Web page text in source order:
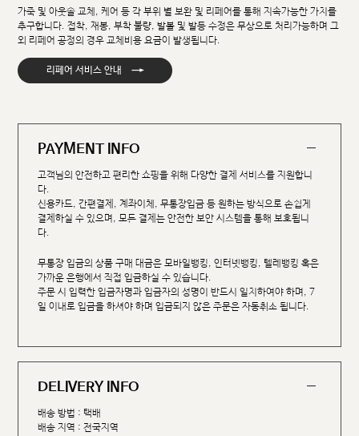
가죽 및 아웃솔 교체, 케어 등 각 부위 별 보완 및 리페어를 통해 지속가능한 가치를
추구합니다. 접착, 재봉, 부착 불량, 발볼 및 발등 수정은 무상으로 처리가능하며 그
외 리페어 공정의 경우 교체비용 요금이 발생됩니다.
리페어 서비스 안내 →
PAYMENT INFO
고객님의 안전하고 편리한 쇼핑을 위해 다양한 결제 서비스를 지원합니
다.
신용카드, 간편결제, 계좌이체, 무통장입금 등 원하는 방식으로 손쉽게
결제하실 수 있으며, 모든 결제는 안전한 보안 시스템을 통해 보호됩니
다.
무통장 입금의 상품 구매 대금은 모바일뱅킹, 인터넷뱅킹, 텔레뱅킹 혹은
가까운 은행에서 직접 입금하실 수 있습니다.
주문 시 입력한 입금자명과 입금자의 성명이 반드시 일치하여야 하며, 7
일 이내로 입금을 하셔야 하며 입금되지 않은 주문은 자동취소 됩니다.
DELIVERY INFO
배송 방법 : 택배
배송 지역 : 전국지역